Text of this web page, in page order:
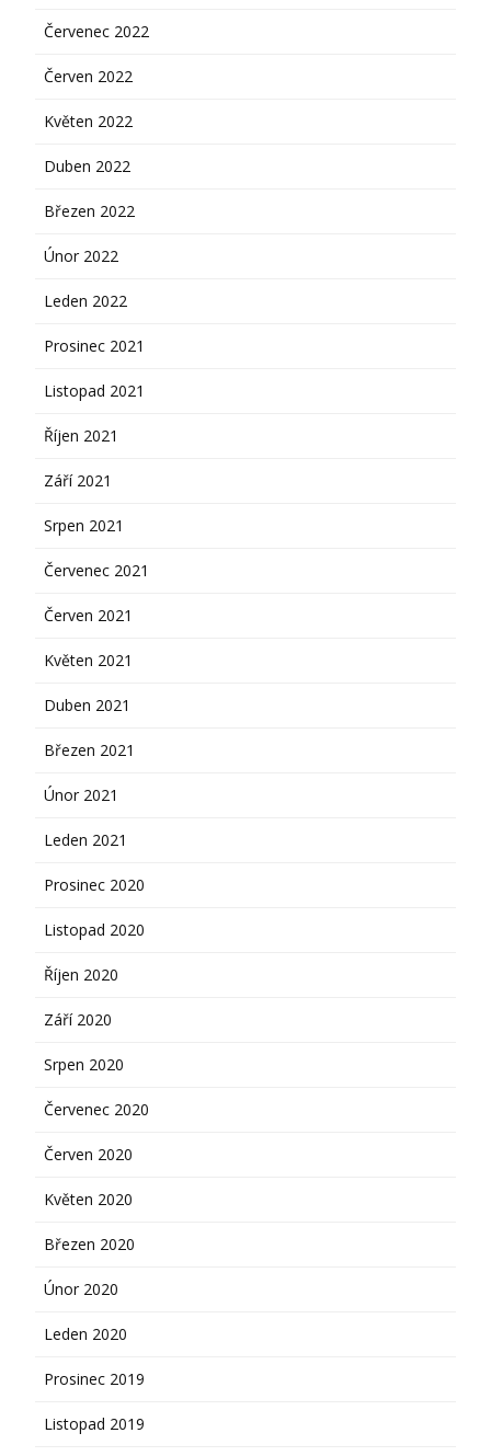
Červenec 2022
Červen 2022
Květen 2022
Duben 2022
Březen 2022
Únor 2022
Leden 2022
Prosinec 2021
Listopad 2021
Říjen 2021
Září 2021
Srpen 2021
Červenec 2021
Červen 2021
Květen 2021
Duben 2021
Březen 2021
Únor 2021
Leden 2021
Prosinec 2020
Listopad 2020
Říjen 2020
Září 2020
Srpen 2020
Červenec 2020
Červen 2020
Květen 2020
Březen 2020
Únor 2020
Leden 2020
Prosinec 2019
Listopad 2019